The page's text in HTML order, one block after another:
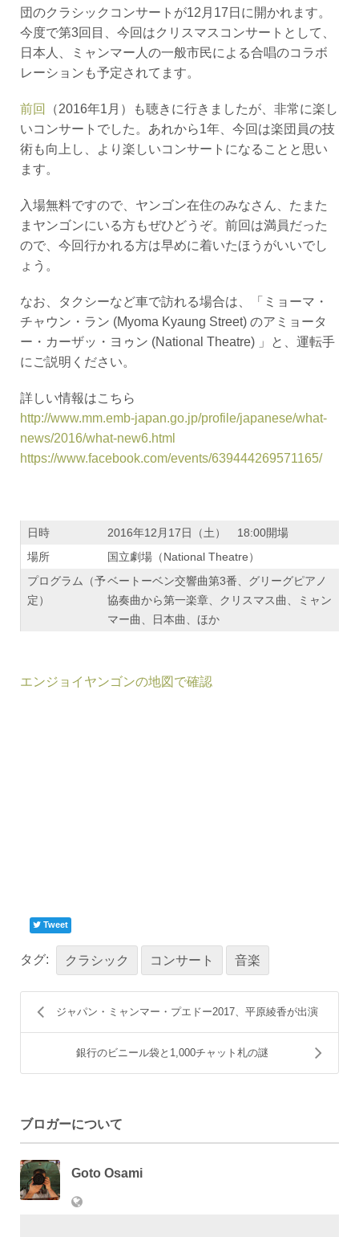
団のクラシックコンサートが12月17日に開かれます。
今度で第3回目、今回はクリスマスコンサートとして、
日本人、ミャンマー人の一般市民による合唱のコラボ
レーションも予定されてます。
前回
（2016年1月）も聴きに行きましたが、非常に楽し
いコンサートでした。あれから1年、今回は楽団員の技
術も向上し、より楽しいコンサートになることと思い
ます。
入場無料ですので、ヤンゴン在住のみなさん、たまた
まヤンゴンにいる方もぜひどうぞ。前回は満員だった
ので、今回行かれる方は早めに着いたほうがいいでし
ょう。
なお、タクシーなど車で訪れる場合は、「ミョーマ・
チャウン・ラン (Myoma Kyaung Street) のアミョータ
ー・カーザッ・ヨゥン (National Theatre) 」と、運転手
にご説明ください。
詳しい情報はこちら
http://www.mm.emb-japan.go.jp/profile/japanese/what-
news/2016/what-new6.html
https://www.facebook.com/events/639444269571165/
日時
2016年12月17日（土） 18:00開場
場所
国立劇場（National Theatre）
プログラム（予
定）
ベートーベン交響曲第3番、グリーグピアノ
協奏曲から第一楽章、クリスマス曲、ミャン
マー曲、日本曲、ほか
エンジョイヤンゴンの地図で確認
Tweet
タグ: クラシック コンサート 音楽
ジャパン・ミャンマー・プエドー2017、平原綾香が出演
銀行のビニール袋と1,000チャット札の謎
ブロガーについて
Goto Osami